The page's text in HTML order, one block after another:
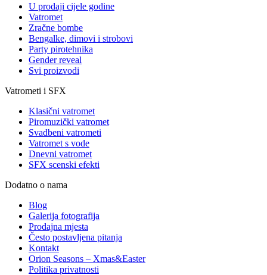
U prodaji cijele godine
Vatromet
Zračne bombe
Bengalke, dimovi i strobovi
Party pirotehnika
Gender reveal
Svi proizvodi
Vatrometi i SFX
Klasični vatromet
Piromuzički vatromet
Svadbeni vatrometi
Vatromet s vode
Dnevni vatromet
SFX scenski efekti
Dodatno o nama
Blog
Galerija fotografija
Prodajna mjesta
Često postavljena pitanja
Kontakt
Orion Seasons – Xmas&Easter
Politika privatnosti